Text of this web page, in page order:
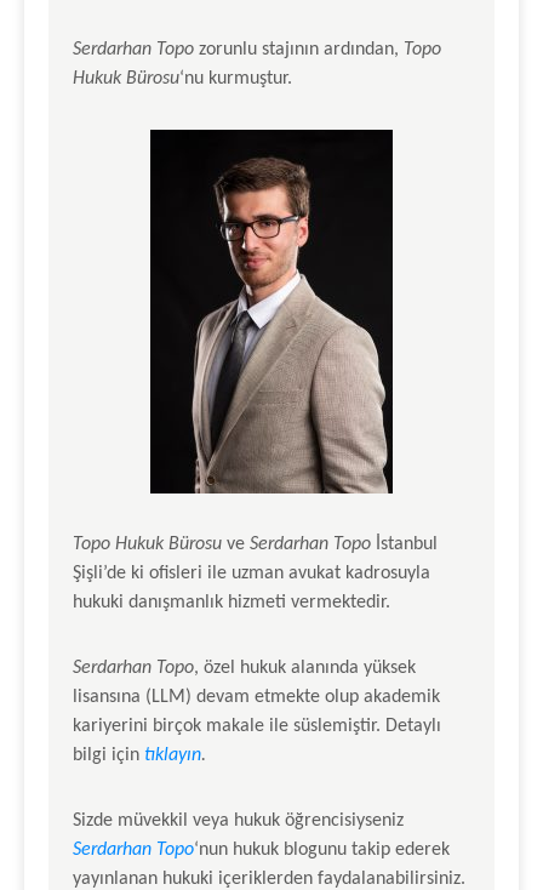
Serdarhan Topo zorunlu stajının ardından, Topo
Hukuk Bürosu‘nu kurmuştur.
Topo Hukuk Bürosu ve Serdarhan Topo İstanbul
Şişli’de ki ofisleri ile uzman avukat kadrosuyla
hukuki danışmanlık hizmeti vermektedir.
Serdarhan Topo, özel hukuk alanında yüksek
lisansına (LLM) devam etmekte olup akademik
kariyerini birçok makale ile süslemiştir. Detaylı
bilgi için tıklayın.
Sizde müvekkil veya hukuk öğrencisiyseniz
Serdarhan Topo‘nun hukuk blogunu takip ederek
yayınlanan hukuki içeriklerden faydalanabilirsiniz.